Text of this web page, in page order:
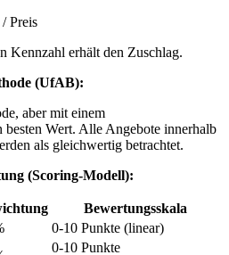
Preis
Kennzahl erhält den Zuschlag.
(UfAB):
aber mit einem
besten Wert. Alle Angebote innerhalb
als gleichwertig betrachtet.
(Scoring-Modell):
Bewertungsskala
0-10 Punkte (linear)
0-10 Punkte